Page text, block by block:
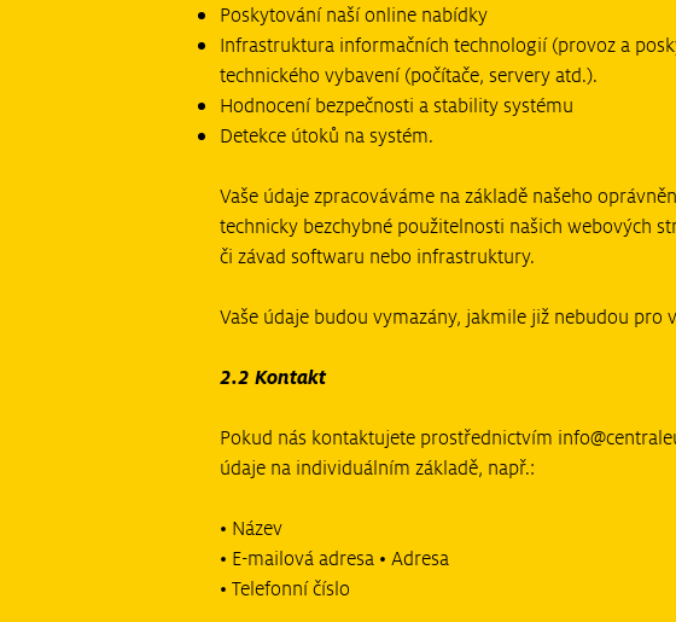
Poskytování naší online nabídky
Infrastruktura informačních technologií (provoz a
technického vybavení (počítače, servery atd.).
Hodnocení bezpečnosti a stability systému
Detekce útoků na systém.
Vaše údaje zpracováváme na základě našeho
technicky bezchybné použitelnosti našich webových
či závad softwaru nebo infrastruktury.
Vaše údaje budou vymazány, jakmile již nebudou pro
2.2 Kontakt
Pokud nás kontaktujete prostřednictvím
údaje na individuálním základě, např.:
• Název
• E-mailová adresa • Adresa
• Telefonní číslo